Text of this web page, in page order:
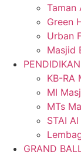
Taman
Green
Urban
Masjid
PENDIDIKAN
KB-RA
MI
MTs
STAI
GRAND